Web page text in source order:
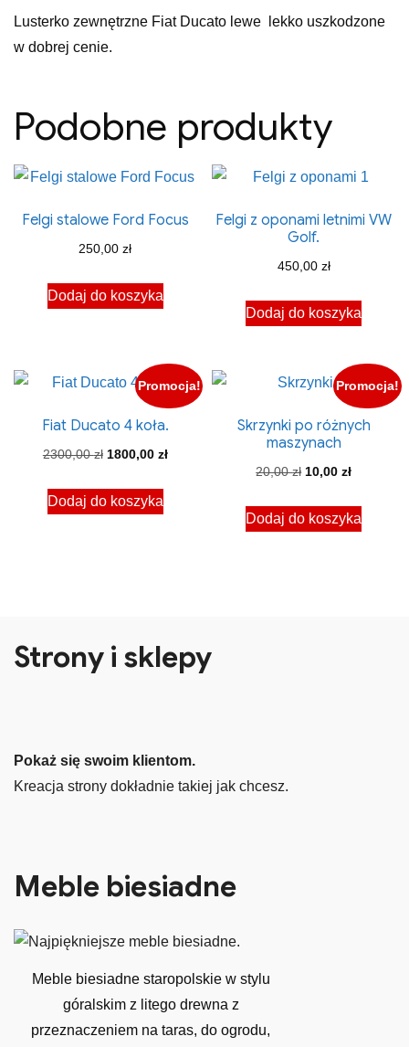
Lusterko zewnętrzne Fiat Ducato lewe lekko uszkodzone
w dobrej cenie.
Podobne produkty
Felgi stalowe Ford Focus
250,00zł
Dodaj do koszyka
Felgi z oponami letnimi VW
Golf.
450,00 zł
Dodaj do koszyka
Promocja!
Fiat Ducato 4 koła.
2300,00zł Pierwotna
wynosiła:
1800,00 złAktualna
Dodaj do koszyka
Promocja!
Skrzynki po różnych
maszynach
20,00zł Pierwotna
wynosiła:
10,00złAktualna
wynosi:
Dodaj do koszyka
Strony i sklepy
Pokaż się swoim klientom.
Kreacja strony dokładnie takiej jak chcesz.
Meble biesiadne
Meble biesiadne staropolskie w stylu
góralskim z litego drewna z
przeznaczeniem na taras, do ogrodu,